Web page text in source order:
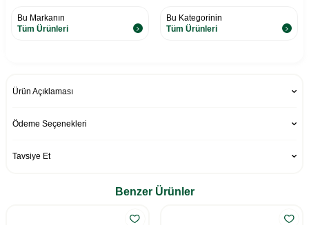
Bu Markanın
Tüm Ürünleri
Bu Kategorinin
Tüm Ürünleri
Ürün Açıklaması
Ödeme Seçenekleri
Tavsiye Et
Benzer Ürünler